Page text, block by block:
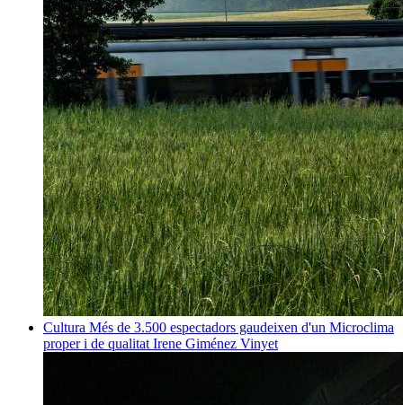
Cultura Més de 3.500 espectadors gaudeixen d'un Microclima
proper i de qualitat Irene Giménez Vinyet